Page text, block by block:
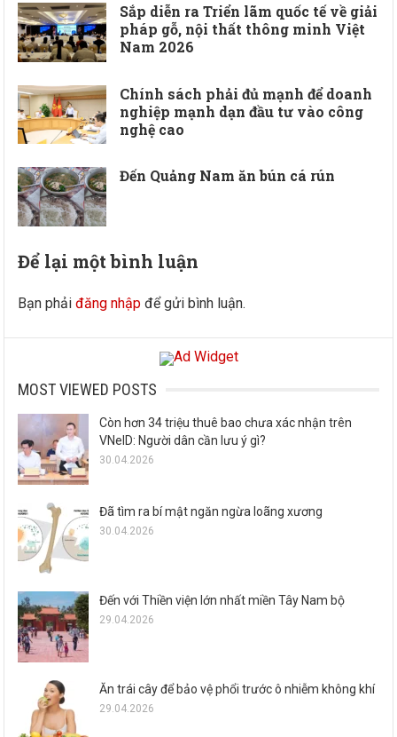
Sắp diễn ra Triển lãm quốc tế về giải
pháp gỗ, nội thất thông minh Việt
Nam 2026
Chính sách phải đủ mạnh để doanh
nghiệp mạnh dạn đầu tư vào công
nghệ cao
Đến Quảng Nam ăn bún cá rún
Để lại một bình luận
Bạn phảiđăng nhập để gửi bình luận.
MOST VIEWED POSTS
Còn hơn 34 triệu thuê bao chưa xác nhận trên
VNeID: Người dân cần lưu ý gì?
30.04.2026
Đã tìm ra bí mật ngăn ngừa loãng xương
30.04.2026
Đến với Thiền viện lớn nhất miền Tây Nam bộ
29.04.2026
Ăn trái cây để bảo vệ phổi trước ô nhiễm không khí
29.04.2026